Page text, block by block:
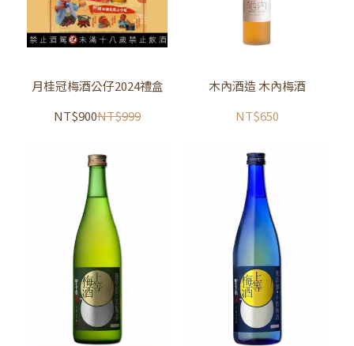
月桂冠梅酒公仔2024禮盒
NT$900NT$999
木內酒造 木內梅酒
NT$650